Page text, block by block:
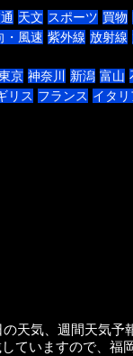
天文 スポーツ 買物
・風速 紫外線 放射線
京 神奈川 新潟 富山
リス フランス イタリ
天気、週間天
ていますので、福